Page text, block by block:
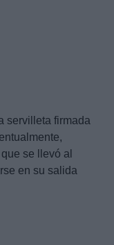
servilleta firmada
se llevó al
en su salida